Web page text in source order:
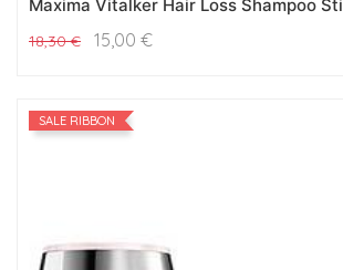
Maxima Vitalker Hair Loss Shampoo
18,30€ 15,00 €
SALE RIBBON